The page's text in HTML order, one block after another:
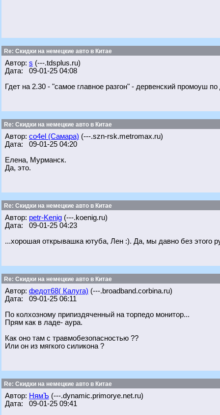
Re: Скидки на немецкие авто в Китае
Автор: s (---.tdsplus.ru)
Дата: 09-01-25 04:08
Гдет на 2.30 - "самое главное разгон" - дервенский промоуш
Re: Скидки на немецкие авто в Китае
Автор: co4el (Самара) (---.szn-rsk.metromax.ru)
Дата: 09-01-25 04:20
Елена, Мурманск.
Да, это.
Re: Скидки на немецкие авто в Китае
Автор: petr-Kenig (---.koenig.ru)
Дата: 09-01-25 04:23
...хорошая открывашка ютуба, Лен :). Да, мы давно без этого
Re: Скидки на немецкие авто в Китае
Автор: федот68( Калуга) (---.broadband.corbina.ru)
Дата: 09-01-25 06:11
По колхозному припиздяченный на торпедо монитор...
Прям как в ладе- аура.
Как оно там с травмобезопасностью ??
Или он из мягкого силикона ?
Re: Скидки на немецкие авто в Китае
Автор: НямЪ (---.dynamic.primorye.net.ru)
Дата: 09-01-25 09:41